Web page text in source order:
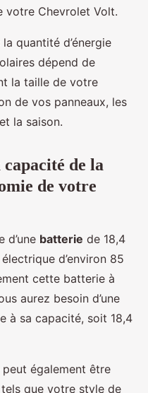
votre Chevrolet Volt.
quantité d’énergie
dépend de
la taille de votre
de vos panneaux, les
la saison.
de la
de votre
d’une batterie de 18,4
d’environ 85
cette batterie à
aurez besoin d’une
à sa capacité, soit 18,4
également être
que votre style de